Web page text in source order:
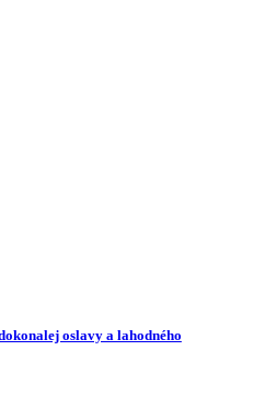
oslavy a lahodného